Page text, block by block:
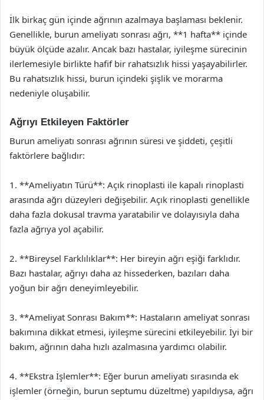
İlk birkaç gün içinde ağrının azalmaya başlaması beklenir.
Genellikle, burun ameliyatı sonrası ağrı, **1 hafta** içinde
büyük ölçüde azalır. Ancak bazı hastalar, iyileşme sürecinin
ilerlemesiyle birlikte hafif bir rahatsızlık hissi yaşayabilirler.
Bu rahatsızlık hissi, burun içindeki şişlik ve morarma
nedeniyle oluşabilir.
Ağrıyı Etkileyen Faktörler
Burun ameliyatı sonrası ağrının süresi ve şiddeti, çeşitli
faktörlere bağlıdır:
1. **Ameliyatın Türü**: Açık rinoplasti ile kapalı rinoplasti
arasında ağrı düzeyleri değişebilir. Açık rinoplasti genellikle
daha fazla dokusal travma yaratabilir ve dolayısıyla daha
fazla ağrıya yol açabilir.
2. **Bireysel Farklılıklar**: Her bireyin ağrı eşiği farklıdır.
Bazı hastalar, ağrıyı daha az hissederken, bazıları daha
yoğun bir ağrı deneyimleyebilir.
3. **Ameliyat Sonrası Bakım**: Hastaların ameliyat sonrası
bakımına dikkat etmesi, iyileşme sürecini etkileyebilir. İyi bir
bakım, ağrının daha hızlı azalmasına yardımcı olabilir.
4. **Ekstra İşlemler**: Eğer burun ameliyatı sırasında ek
işlemler (örneğin, burun septumu düzeltme) yapıldıysa, ağrı